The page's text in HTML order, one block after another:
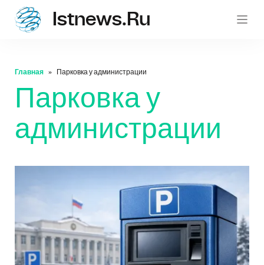
Istnews.ru
Главная Парковка у администрации
Парковка у
администрации